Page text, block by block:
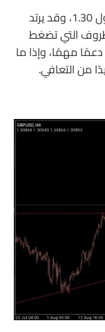
يقترب الزوج من مستويات الدعم النفسية حول 1.30، وقد يرتد
الظروف التي تضغط
مهمًا، وإذا ما
من التعافي.